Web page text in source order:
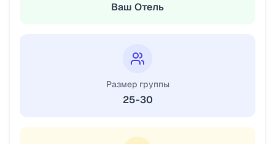
Ваш Отель
Размер группы
25-30